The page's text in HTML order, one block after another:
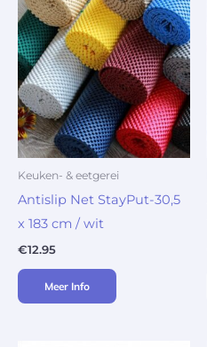
Keuken- & eetgerei
Antislip Net StayPut-30,5
x 183 cm / wit
€12.95
Meer Info